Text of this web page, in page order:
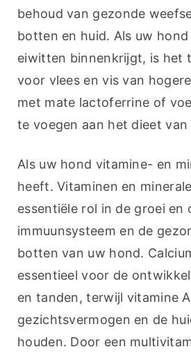
behoud van gezonde
botten en huid. Als uw
eiwitten binnenkrijgt, is het
voor vlees en vis van
met mate lactoferrine of
te voegen aan het dieet van
Als uw hond vitamine- en
heeft. Vitaminen en
essentiële rol in de groei
immuunsysteem en de
botten van uw hond.
essentieel voor de
en tanden, terwijl vitamine
gezichtsvermogen en de
houden. Door een